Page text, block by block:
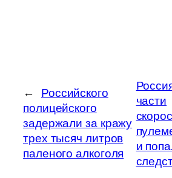
←
Российского
полицейского
задержали за кражу
трех тысяч литров
паленого алкоголя
части
и